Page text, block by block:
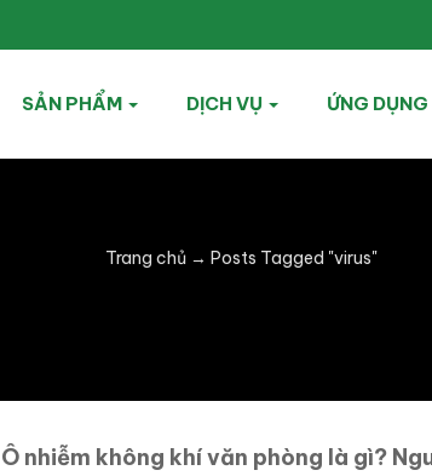
SẢN PHẨM DỊCH VỤ ỨNG DỤNG
Trang chủ → Posts Tagged "virus"
Ô nhiễm không khí văn phòng là gì?